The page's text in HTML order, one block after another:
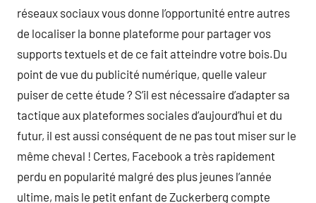
réseaux sociaux vous donne l’opportunité entre autres
de localiser la bonne plateforme pour partager vos
supports textuels et de ce fait atteindre votre bois.Du
point de vue du publicité numérique, quelle valeur
puiser de cette étude ? S’il est nécessaire d’adapter sa
tactique aux plateformes sociales d’aujourd’hui et du
futur, il est aussi conséquent de ne pas tout miser sur le
même cheval ! Certes, Facebook a très rapidement
perdu en popularité malgré des plus jeunes l’année
ultime, mais le petit enfant de Zuckerberg compte